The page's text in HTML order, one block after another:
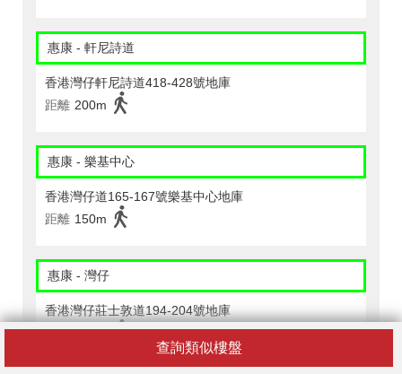
查詢類似樓盤
惠康 - 軒尼詩道
香港灣仔軒尼詩道418-428號地庫
距離 200m
惠康 - 樂基中心
香港灣仔道165-167號樂基中心地庫
距離 150m
惠康 - 灣仔
香港灣仔莊士敦道194-204號地庫
距離 190m